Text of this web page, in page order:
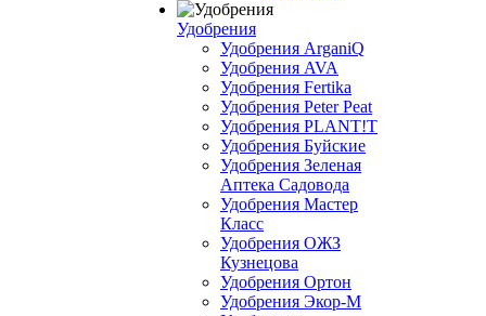
Удобрения
Удобрения ArganiQ
Удобрения AVA
Удобрения Fertika
Удобрения Peter Peat
Удобрения PLANT!T
Удобрения Буйские
Удобрения Зеленая
Аптека Садовода
Удобрения Мастер
Класс
Удобрения ОЖЗ
Кузнецова
Удобрения Ортон
Удобрения Экор-М